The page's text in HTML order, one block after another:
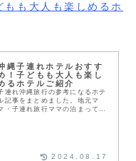
も大人も楽しめるホ
縄子連れホテルおすす
！子どもも大人も楽し
るホテルご紹介
連れ沖縄旅行の参考になるホテ
記事をまとめました。地元マ
・子連れ旅行ママの泊まって良
2024.08.17